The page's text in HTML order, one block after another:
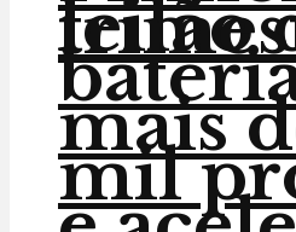
leilão
mais
mil